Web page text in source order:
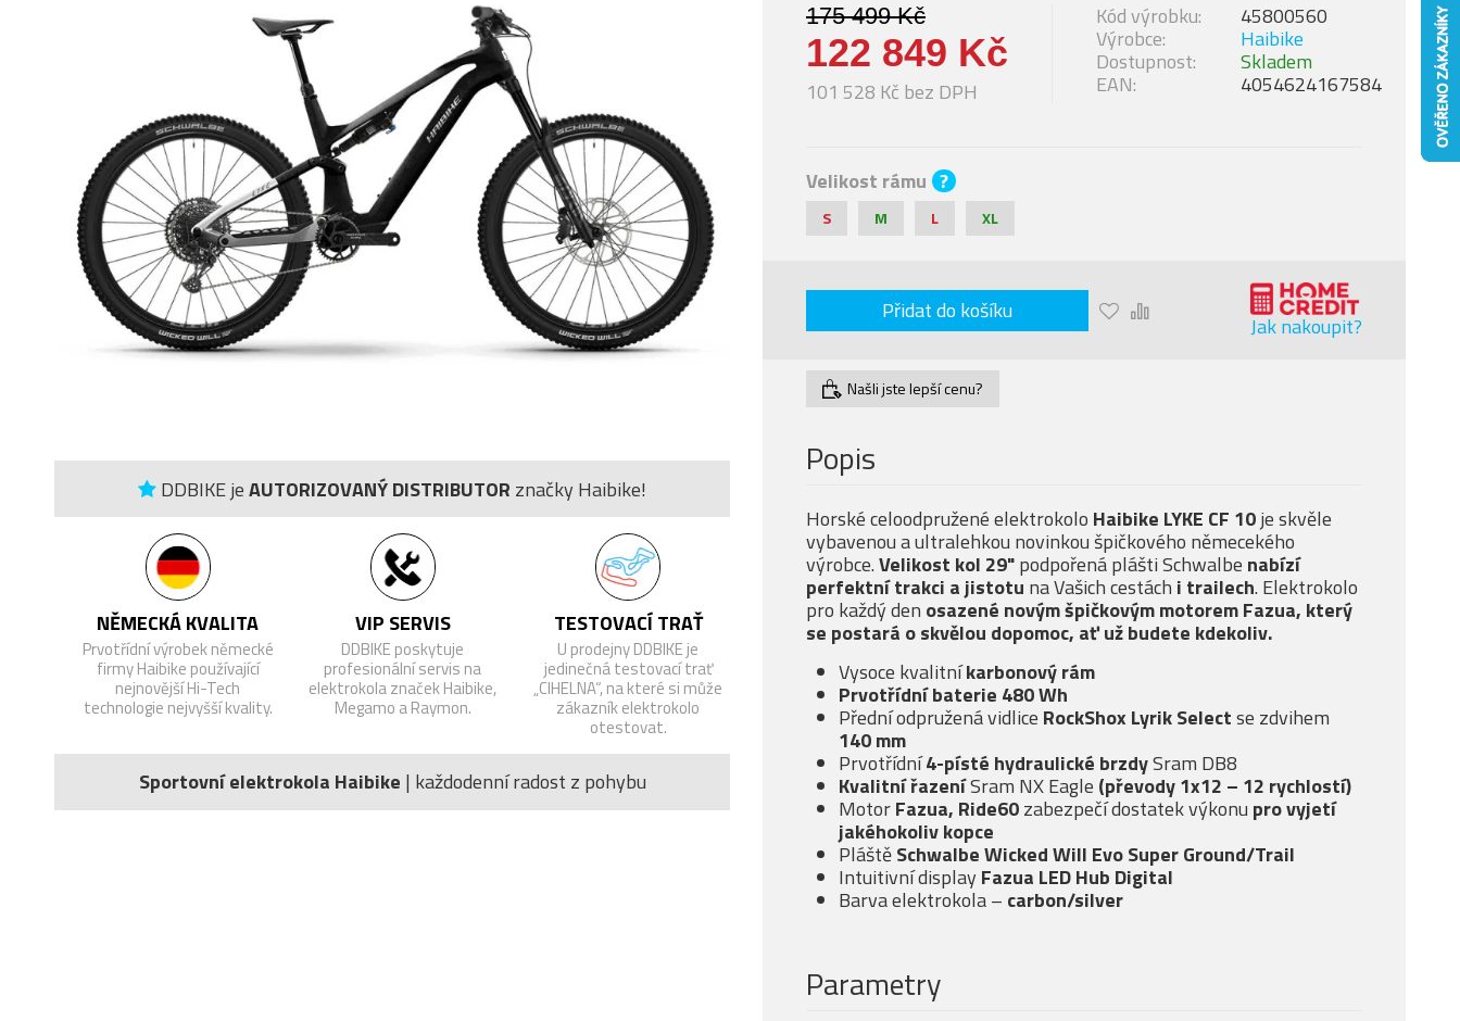
DDBIKE jeAUTORIZOVANÝ DISTRIBUTOR značky Haibike!
NĚMECKÁ KVALITA
Prvotřídní výrobek německé
firmy Haibike používající
nejnovější Hi-Tech
technologie nejvyšší kvality.
VIP SERVIS
DDBIKE poskytuje
profesionální servis na
elektrokola značek Haibike,
Megamo a Raymon.
TESTOVACÍ TRAŤ
U prodejny DDBIKE je
jedinečná testovací trať
„CIHELNA“, na které si může
zákazník elektrokolo
otestovat.
Sportovní elektrokola Haibike | každodenní radost z pohybu
175 499 Kč
122 849 Kč
101 528 Kč bez DPH
Dostupnost: Skladem
Výrobce: Haibike
Kód výrobku: 45800560
EAN: 4054624167584
Velikost rámu ?
S M L XL
Přidat do košíku
Jak nakoupit?
Našli jste lepší cenu?
Popis
Horské celoodpružené elektrokolo Haibike LYKE CF 10je skvěle
vybavenou a ultralehkou novinkou špičkového němecekého
výrobce.Velikost kol 29"podpořená plášti Schwalbe nabízí
perfektní trakci a jistotu na Vašich cestách i trailech. Elektrokolo
pro každý den osazené novým špičkovým motorem Fazua, který
se postará o skvělou dopomoc, ať už budete kdekoliv.
Vysoce kvalitníkarbonový rám
Prvotřídní baterie 480 Wh
Přední odpružená vidlice RockShox Lyrik Selectse zdvihem
140 mm
Prvotřídní4-písté hydraulické brzdySram DB8
Kvalitní řazeníSram NX Eagle (převody 1x12 – 12 rychlostí)
MotorFazua, Ride60zabezpečí dostatek výkonu pro vyjetí
jakéhokoliv kopce
PláštěSchwalbe Wicked Will Evo Super Ground/Trail
Intuitivní display Fazua LED Hub Digital
Barva elektrokola – carbon/silver
Parametry